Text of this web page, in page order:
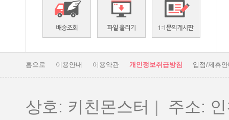
홈으로 이용안내 이용약관 개인정보취급방침 입점/제휴
상호: 키친몬스터 |
주소: